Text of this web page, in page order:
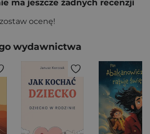
ma jeszcze żadnych recenzji
ocenę!
wydawnictwa